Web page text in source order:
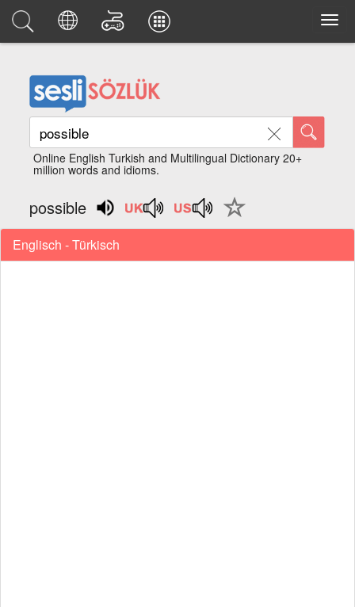
Online English Turkish and Multilingual Dictionary 20+
million words and idioms.
possible
Englisch - Türkisch